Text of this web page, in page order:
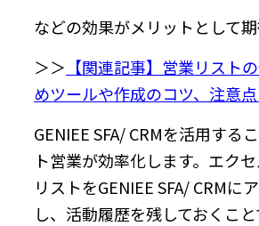
などの効果がメリットとして期
＞＞ 【関連記事】営業リスト
めツールや作成のコツ、注意
GENIEE SFA/ CRMを活用する
ト営業が効率化します。エク
リストをGENIEE SFA/ CRMに
し、活動履歴を残しておくこ